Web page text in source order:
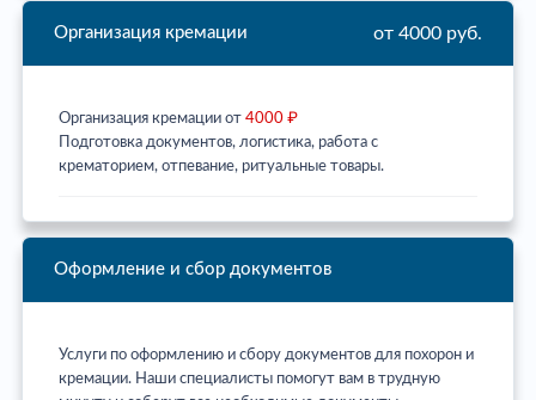
Организация кремации от 4000 руб.
Организация кремации от 4000 ₽
Подготовка документов, логистика, работа с
крематорием, отпевание, ритуальные товары.
Оформление и сбор документов
Услуги по оформлению и сбору документов для похорон и
кремации. Наши специалисты помогут вам в трудную